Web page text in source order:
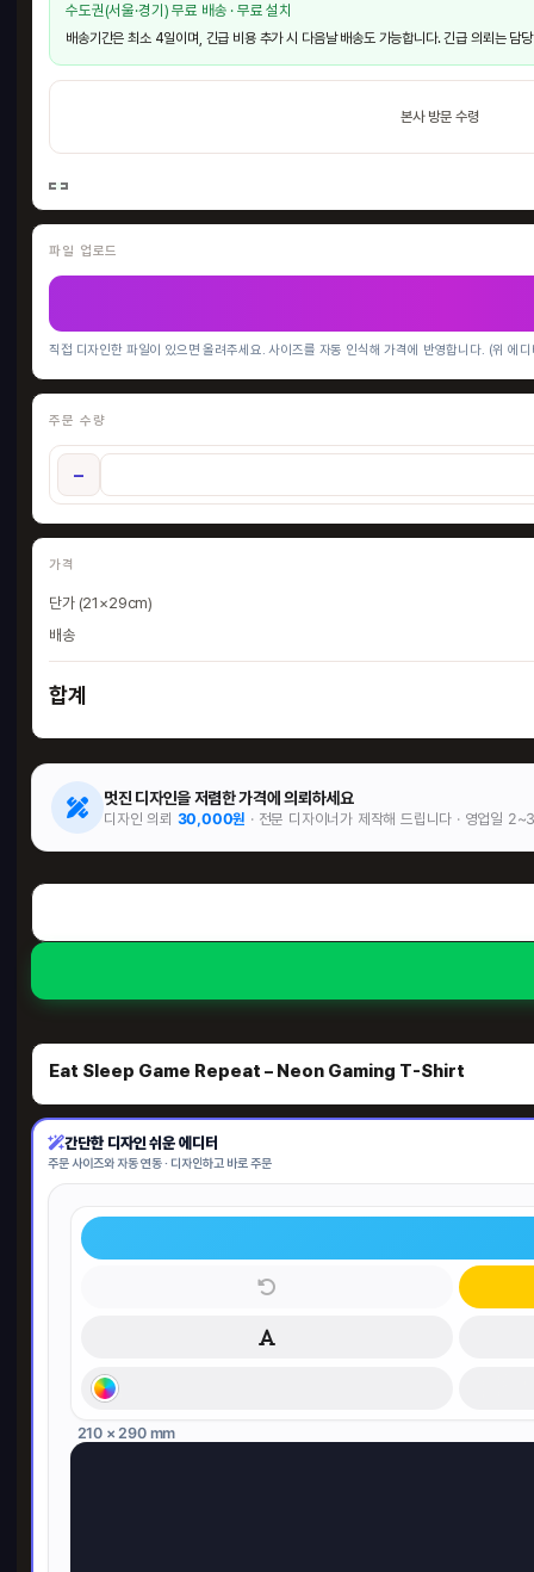
허니
300
Eat Sleep Game Repeat – Neon Gaming T-Shirt
간단한 디자인 쉬운 에디터
주문 사이즈와 자동 연동 · 디자인하고 바로 주문
210 × 290 mm
수도권(서울·경기) 무료 배송 · 무료 설치
배송기간은 최소 4일이며, 긴급 비용 추가 시 다음날 배송도 가능합니다. 긴급 의뢰는 담
본사 방문 수령
파일 업로드
직접 디자인한 파일이 있으면 올려주세요. 사이즈를 자동 인식해 가격에 반영합니다. (위 에
주문 수량
−
가격
단가 (21×29cm)
배송
합계
멋진 디자인을 저렴한 가격에 의뢰하세요
디자인 의뢰 30,000원 · 전문 디자이너가 제작해 드립니다 · 영업일